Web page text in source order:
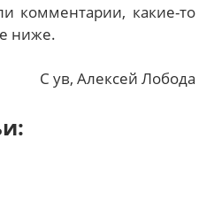
комментарии, какие-то
ниже.
С ув, Алексей Лобода